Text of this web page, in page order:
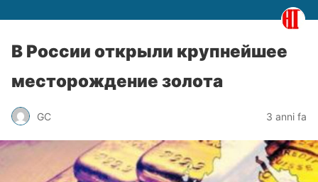
В России открыли крупнейшее
месторождение золота
GC 3 anni fa